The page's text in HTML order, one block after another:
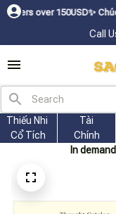
ㅤ✨Chúc mừng
Call
Thiếu Nhi
Cổ Tích
Tài
Chính
In